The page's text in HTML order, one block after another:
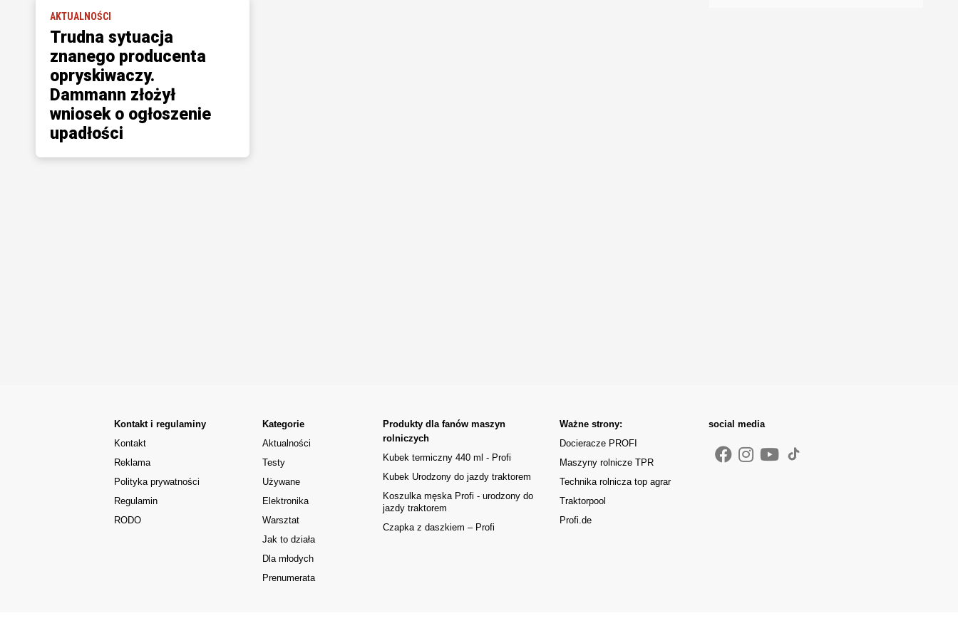
AKTUALNOŚCI
Trudna sytuacja
znanego producenta
opryskiwaczy.
Dammann złożył
wniosek o ogłoszenie
upadłości
Kontakt i regulaminy
Kontakt
Reklama
Polityka prywatności
Regulamin
RODO
Kategorie
Aktualności
Testy
Używane
Elektronika
Warsztat
Jak to działa
Dla młodych
Prenumerata
Produkty dla fanów maszyn
rolniczych
Kubek termiczny 440 ml - Profi
Kubek Urodzony do jazdy traktorem
Koszulka męska Profi - urodzony do
jazdy traktorem
Czapka z daszkiem – Profi
Ważne strony:
Docieracze PROFI
Maszyny rolnicze TPR
Technika rolnicza top agrar
Traktorpool
Profi.de
social media